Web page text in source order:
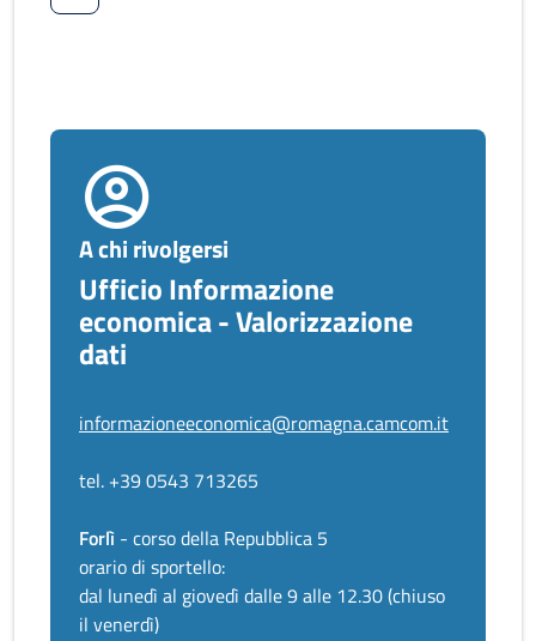
A chi rivolgersi
Ufficio Informazione
economica - Valorizzazione
dati
informazioneeconomica@romagna.camcom.it
tel. +39 0543 713265
Forlì - corso della Repubblica 5
orario di sportello:
dal lunedì al giovedì dalle 9 alle 12.30 (chiuso
il venerdì)